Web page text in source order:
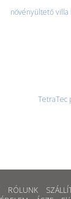
növényültető villa
TetraTec
RÓLUNK